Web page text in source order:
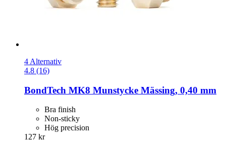
4 Alternativ
4.8 (16)
BondTech MK8 Munstycke Mässing, 0,40 mm
Bra finish
Non-sticky
Hög precision
127 kr